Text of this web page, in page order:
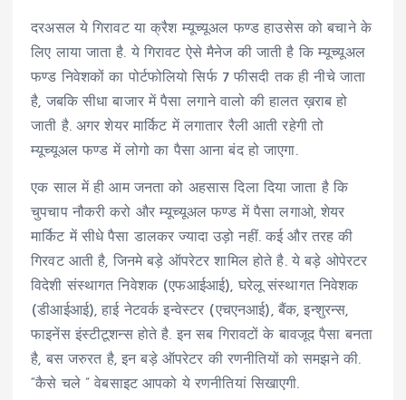
दरअसल ये गिरावट या क्रैश म्यूच्यूअल फण्ड हाउसेस को बचाने के
लिए लाया जाता है. ये गिरावट ऐसे मैनेज की जाती है कि म्यूच्यूअल
फण्ड निवेशकों का पोर्टफोलियो सिर्फ 7 फीसदी तक ही नीचे जाता
है, जबकि सीधा बाजार में पैसा लगाने वालो की हालत ख़राब हो
जाती है. अगर शेयर मार्किट में लगातार रैली आती रहेगी तो
म्यूच्यूअल फण्ड में लोगो का पैसा आना बंद हो जाएगा.
एक साल में ही आम जनता को अहसास दिला दिया जाता है कि
चुपचाप नौकरी करो और म्यूच्यूअल फण्ड में पैसा लगाओ, शेयर
मार्किट में सीधे पैसा डालकर ज्यादा उड़ो नहीं. कई और तरह की
गिरवट आती है, जिनमे बड़े ऑपरेटर शामिल होते है. ये बड़े ओपेरटर
विदेशी संस्थागत निवेशक (एफआईआई), घरेलू संस्थागत निवेशक
(डीआईआई), हाई नेटवर्क इन्वेस्टर (एचएनआई), बैंक, इन्शुरन्स,
फाइनेंस इंस्टीटूशन्स होते है. इन सब गिरावटों के बावजूद पैसा बनता
है, बस जरुरत है, इन बड़े ऑपरेटर की रणनीतियों को समझने की.
“कैसे चले ” वेबसाइट आपको ये रणनीतियां सिखाएगी.